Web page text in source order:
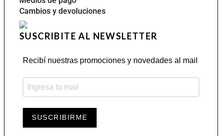
Cambios y devoluciones
SUSCRIBITE AL NEWSLETTER
Recibí nuestras promociones y novedades al mail
SUSCRIBIRME